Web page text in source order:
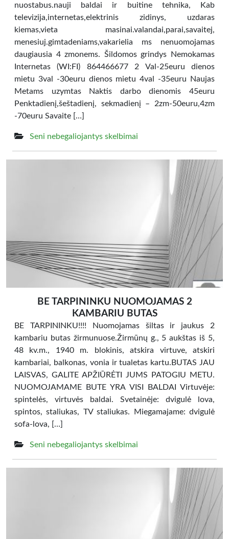
nuostabus.nauji baldai ir buitine tehnika, Kab
televizija,internetas,elektrinis zidinys, uzdaras
kiemas,vieta masinai.valandai,parai,savaitej,
menesiuj.gimtadeniams,vakarielia ms nenuomojamas
daugiausia 4 zmonems. Šildomos grindys Nemokamas
Internetas (WI:FI) 864466677 2 Val-25euru dienos
mietu 3val -30euru dienos mietu 4val -35euru Naujas
Metams uzymtas Naktis darbo dienomis 45euru
Penktadienį,šeštadienį, sekmadienį – 2zm-50euru,4zm
-70euru Savaite […]
Seni nebegaliojantys skelbimai
BE TARPININKU NUOMOJAMAS 2
KAMBARIU BUTAS
BE TARPININKU!!!! Nuomojamas šiltas ir jaukus 2
kambariu butas žirmunuose.Žirmūnų g., 5 aukštas iš 5,
48 kv.m., 1940 m. blokinis, atskira virtuve, atskiri
kambariai, balkonas, vonia ir tualetas kartu.BUTAS JAU
LAISVAS, GALITE APŽIŪRĖTI JUMS PATOGIU METU.
NUOMOJAMAME BUTE YRA VISI BALDAI Virtuvėje:
spintelės, virtuvės baldai. Svetainėje: dvigulė lova,
spintos, staliukas, TV staliukas. Miegamajame: dvigulė
sofa-lova, […]
Seni nebegaliojantys skelbimai